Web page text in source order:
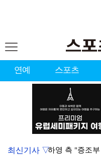
연예 스포츠
최신기사 ▽